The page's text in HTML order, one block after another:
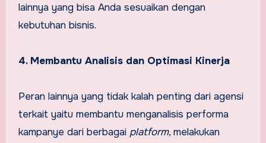
lainnya yang bisa Anda sesuaikan dengan
kebutuhan bisnis.
4. Membantu Analisis dan Optimasi Kinerja
Peran lainnya yang tidak kalah penting dari agensi
terkait yaitu membantu menganalisis performa
kampanye dari berbagai platform, melakukan